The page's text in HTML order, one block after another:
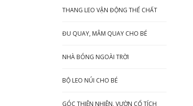
THANG LEO VẬN ĐỘNG THỂ CHẤT
ĐU QUAY, MÂM QUAY CHO BÉ
NHÀ BÓNG NGOÀI TRỜI
BỘ LEO NÚI CHO BÉ
GÓC THIÊN NHIÊN, VƯỜN CỔ TÍCH